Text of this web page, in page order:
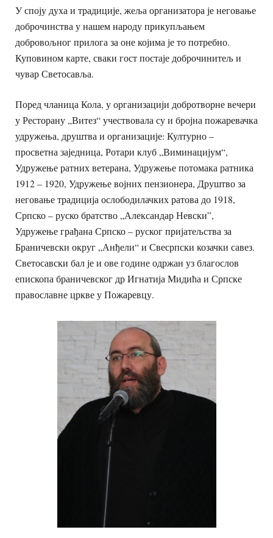
У споју духа и традиције, жеља организатора је неговање
доброчинства у нашем народу прикупљањем
добровољног прилога за оне којима је то потребно.
Куповином карте, сваки гост постаје доброчинитељ и
чувар Светосавља.
Поред чланица Кола, у организацији добротворне вечери
у Ресторану „Витез“ учествовала су и бројна пожаревачка
удружења, друштва и организације: Културно –
просветна заједница, Ротари клуб „Виминацијум“,
Удружење ратних ветерана, Удружење потомака ратника
1912 – 1920, Удружење војних пензионера, Друштво за
неговање традиција ослободилачких ратова до 1918,
Српско – руско братство „Александар Невски”,
Удружење грађана Српско – руског пријатељства за
Браничевски округ „Анђели“ и Свесрпски козачки савез.
Светосавски бал је и ове године одржан уз благослов
епископа браничевског др Игнатија Мидића и Српске
православне цркве у Пожаревцу.